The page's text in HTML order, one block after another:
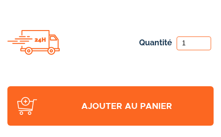
Quantité
AJOUTER AU PANIER